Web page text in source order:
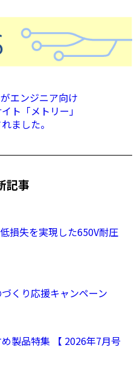
エンジニア向け
ト「メトリー」
ました。
記事
損失を実現した650V耐圧
くり応援キャンペーン
製品特集 【 2026年7月号